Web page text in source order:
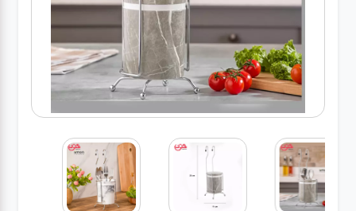
قاشق و چنگال
لوازم خانه
لوازم پلاسکو
لوازم متفرقه
آشپزخانه